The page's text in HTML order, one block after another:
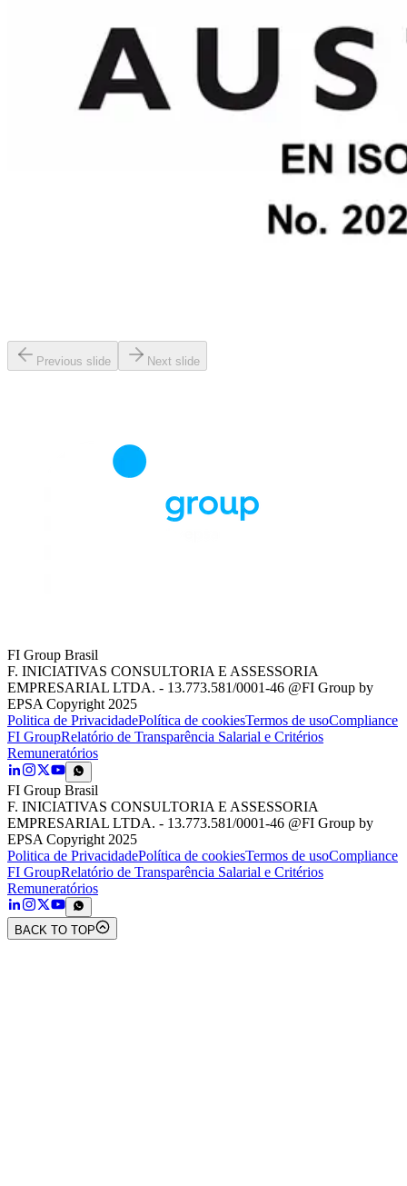
Previous slide Next slide
FI Group Brasil
F. INICIATIVAS CONSULTORIA E ASSESSORIA
EMPRESARIAL LTDA. - 13.773.581/0001-46 @FI Group by
EPSA Copyright 2025
Politica de PrivacidadePolítica de cookiesTermos de usoCompliance
FI GroupRelatório de Transparência Salarial e Critérios
Remuneratórios
FI Group Brasil
F. INICIATIVAS CONSULTORIA E ASSESSORIA
EMPRESARIAL LTDA. - 13.773.581/0001-46 @FI Group by
EPSA Copyright 2025
Politica de PrivacidadePolítica de cookiesTermos de usoCompliance
FI GroupRelatório de Transparência Salarial e Critérios
Remuneratórios
BACK TO TOP